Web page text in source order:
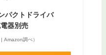
パクトドライバ
器別売
Amazon調べ）